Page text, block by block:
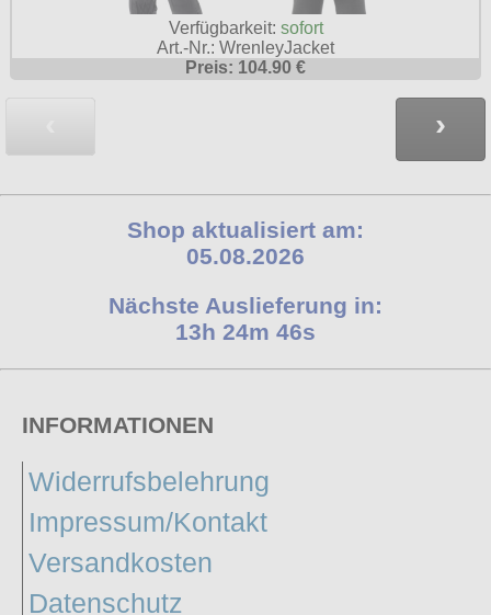
Verfügbarkeit: sofort
Art.-Nr.: WrenleyJacket
Preis: 104.90 €
›
Shop aktualisiert am:
05.08.2026
Nächste Auslieferung in:
13h 24m 45s
INFORMATIONEN
Widerrufsbelehrung
Impressum/Kontakt
Versandkosten
Datenschutz